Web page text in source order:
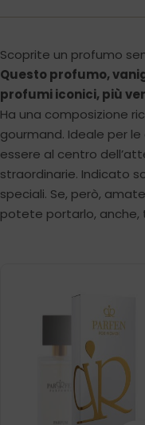
Scoprite un profumo
Questo profumo,
profumi iconici, più
Ha una composizione
gourmand. Ideale per
essere al centro
straordinarie. Indicato
speciali. Se, però,
potete portarlo, anche,